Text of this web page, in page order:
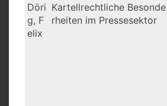
Döri
g, F
elix
Kartellrechtliche Besonde
rheiten im Pressesektor